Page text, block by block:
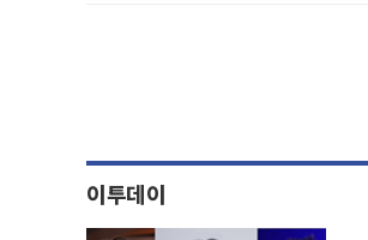
이투데이